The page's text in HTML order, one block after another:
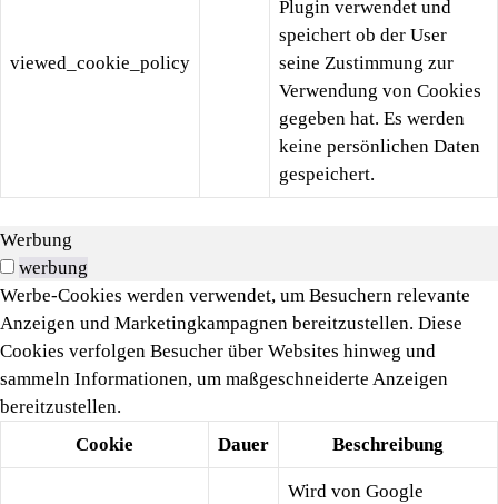
viewed_cookie_policy
Plugin verwendet und
speichert ob der User
seine Zustimmung zur
Verwendung von Cookies
gegeben hat. Es werden
keine persönlichen Daten
gespeichert.
Werbung
werbung
Werbe-Cookies werden verwendet, um Besuchern relevante
Anzeigen und Marketingkampagnen bereitzustellen. Diese
Cookies verfolgen Besucher über Websites hinweg und
sammeln Informationen, um maßgeschneiderte Anzeigen
bereitzustellen.
Cookie
Dauer Beschreibung
Wird von Google